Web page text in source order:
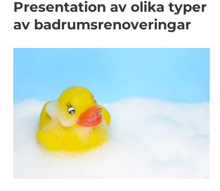
Presentation av olika typer
av badrumsrenoveringar